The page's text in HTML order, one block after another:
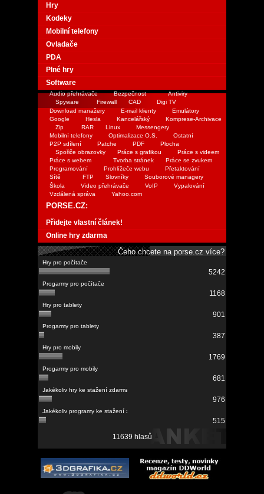
Hry
Kodeky
Mobilní telefony
Ovladače
PDA
Plné hry
Software
Audio přehrávače Bezpečnost
Antiviry
Spyware
Firewall CAD
Digi TV
Download manažery
E-mail klienty
Emulátory
Google
Hesla Kancelářský
Komprese-Archivace
Zip
RAR Linux
Messengery
Mobilní telefony
Optimalizace O.S.
Ostatní
P2P sdílení
Patche PDF
Plocha
Spořiče obrazovky
Práce s grafikou
Práce s videem
Práce s webem
Tvorba stránek
Práce se zvukem
Programování
Prohlížeče webu
Přetaktování
Sítě
FTP Slovníky
Souborové managery
Škola
Video přehrávače VoIP
Vypalování
Vzdálená správa
Yahoo.com
PORSE.CZ:
Přidejte vlastní článek!
Online hry zdarma
Čeho chcete na porse.cz více?
5242
1168
901
387
1769
681
976
515
11639 hlasů